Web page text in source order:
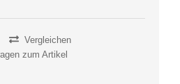
Vergleichen
zum Artikel